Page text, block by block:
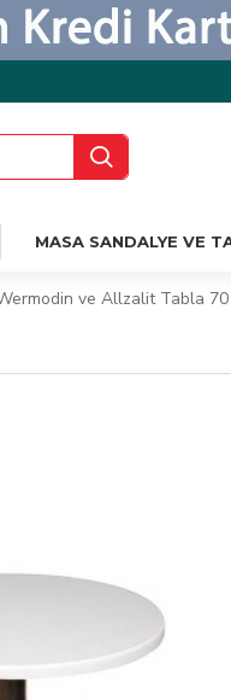
MASA SANDALYE VE
ve Allzalit Tabla